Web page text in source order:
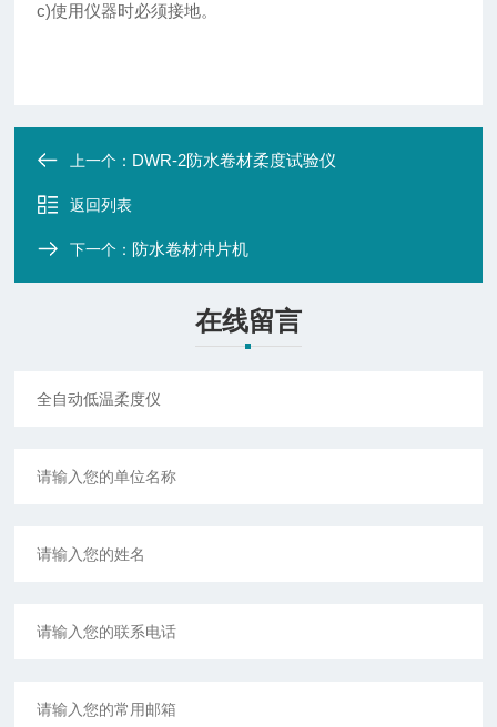
c)使用仪器时必须接地。
上一个： DWR-2防水卷材柔度试验仪
返回列表
下一个： 防水卷材冲片机
在线留言